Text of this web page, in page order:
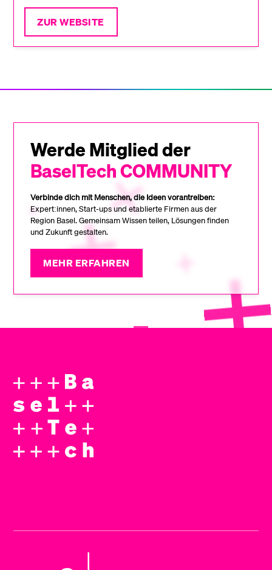
ZUR WEBSITE
Werde Mitglied der
BaselTech COMMUNITY
Verbinde dich mit Menschen, die Ideen vorantreiben:
Expert:innen, Start-ups und etablierte Firmen aus der
Region Basel. Gemeinsam Wissen teilen, Lösungen finden
und Zukunft gestalten.
MEHR ERFAHREN